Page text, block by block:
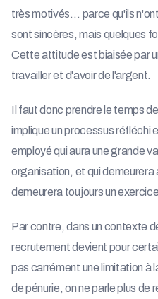
très motivés… parce qu'ils
sont sincères, mais quelques
Cette attitude est biaisée par
travailler et d'avoir de l'argent.
Il faut donc prendre le temps
implique un processus réfléchi
employé qui aura une grande
organisation, et qui
demeurera toujours un
Par contre, dans un contexte
recrutement devient pour
pas carrément une limitation à
de pénurie, on ne parle plus de